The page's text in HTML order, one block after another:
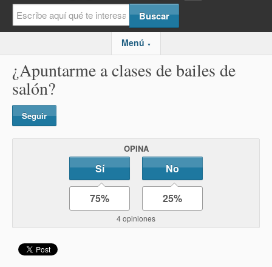
Menú ▼
¿Apuntarme a clases de bailes de
salón?
Seguir
OPINA
Sí No
75% 25%
4 opiniones